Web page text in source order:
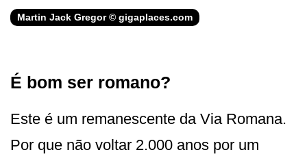
Martin Jack Gregor © gigaplaces.com
É bom ser romano?
Este é um remanescente da Via Romana.
Por que não voltar 2.000 anos por um